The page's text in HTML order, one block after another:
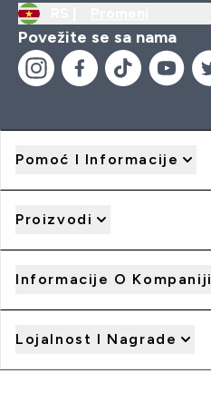
Povežite se sa nama
Pomoć I Informacije
Proizvodi
Informacije O Kompaniji
Lojalnost I Nagrade